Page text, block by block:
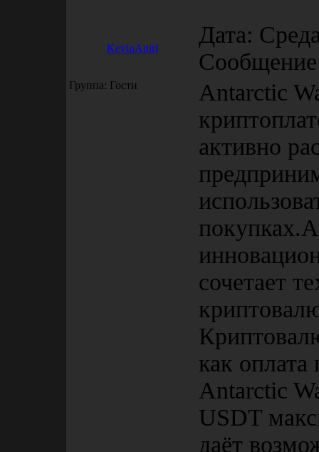
KevinAnirl
Дата:
Группа: Гости
Antarctic
активно
сочетает
как
Antarctic
USDT
даёт